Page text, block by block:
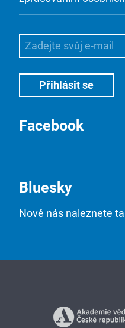
Facebook
Bluesky
Nově nás naleznete